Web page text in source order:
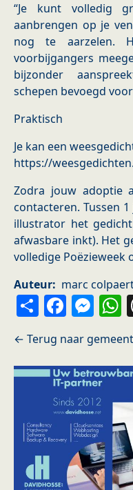
“Je kunt volledig
aanbrengen op je
nog te aarzelen.
voorbijgangers
bijzonder
schepen bevoegd
Praktisch
Je kan een
https://
Zodra jouw adoptie
contacteren. Tussen
illustrator het
afwasbare inkt). Het
volledige Poëzieweek
Auteur
marc
Share